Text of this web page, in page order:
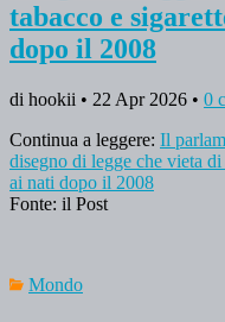
tabacco e
dopo il 2008
di hookii • 22 Apr 2026 • 0
Continua a leggere: Il
disegno di legge che vieta
ai nati dopo il 2008
Fonte: il Post
Mondo